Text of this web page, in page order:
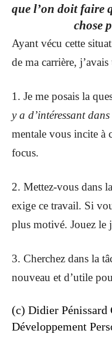
que l’on doit faire
chose
Ayant vécu cette
de ma carrière,
1. Je me posais la
y a d’intéressant
mentale vous incite à
focus.
2. Mettez-vous dans
exige ce travail. Si
plus motivé. Jouez le
3. Cherchez dans la
nouveau et d’utile
(c) Didier Pénissard
Développement